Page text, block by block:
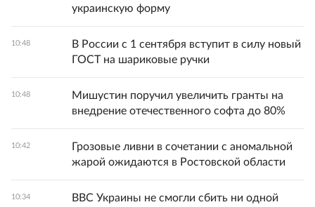
украинскую форму
10:48
В России с 1 сентября вступит в силу новый
ГОСТ на шариковые ручки
10:48
Мишустин поручил увеличить гранты на
внедрение отечественного софта до 80%
10:42
Грозовые ливни в сочетании с аномальной
жарой ожидаются в Ростовской области
10:34
ВВС Украины не смогли сбить ни одной